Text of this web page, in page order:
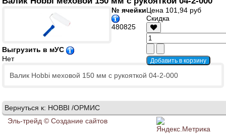
Цена 101,94 руб
Скидка
№ ячейки
480825
Выгрузить в мУС
Нет
Валик Hobbi меховой 150 мм с рукояткой 04-2-000
Вернуться к: HOBBI /ОРМИС
Эль-трейд © Создание сайтов